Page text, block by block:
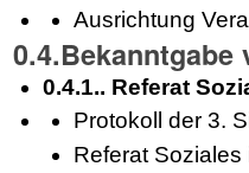
Ausrichtung
0.4.1.. Referat
Protokoll der 3.
Referat